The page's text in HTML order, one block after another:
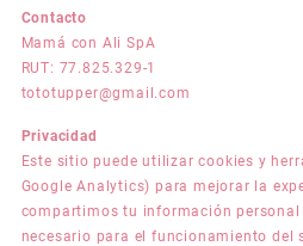
Contacto
Mamá con Ali SpA
RUT: 77.825.329-1
tototupper@gmail.com
Privacidad
Este sitio puede utilizar cookies y
Google Analytics) para mejorar la
compartimos tu información personal
necesario para el funcionamiento del